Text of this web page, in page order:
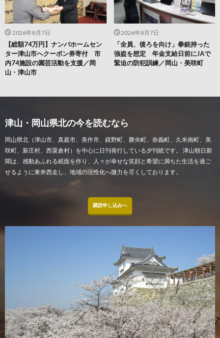
2026年8月7日
「全員、後ろを向け」拳銃持った
強盗を想定 年金支給日前にJAで
緊迫の防犯訓練／岡山・美咲町
2026年8月7日
【総額74万円】ナンバホームセン
ター津山市へクーポン券寄付 市
内74施設の園芸活動を支援／岡
山・津山市
津山・岡山県北の今を読むなら
岡山県北（津山市、真庭市、美作市、鏡野町、勝央町、奈義町、久米南町、美
咲町、新庄村、西粟倉村）を中心に日刊発行している夕刊紙です。 津山朝日新
聞は、感動あふれる紙面を作り、人々が幸せな笑顔と希望に満ちた生活を過ご
せるように東奔西走し、地域の活性化へ微力を尽くしております。
購読申し込みへ